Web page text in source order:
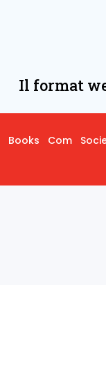
Il format
Books Com